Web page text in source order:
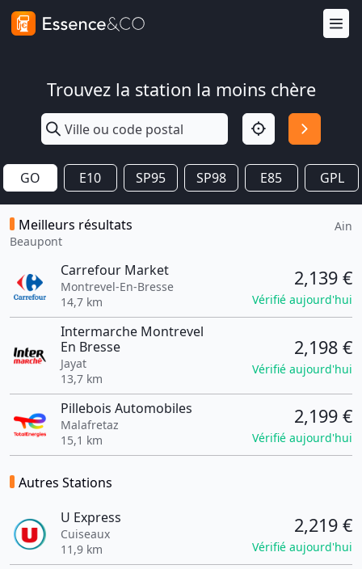
Trouvez la station la moins chère
GO E10 SP95 SP98 E85 GPL
Meilleurs résultats
Beaupont
Ain
Carrefour Market
Montrevel-En-Bresse
14,7 km
2,139 €
Vérifié aujourd'hui
Intermarche Montrevel
En Bresse
Jayat
13,7 km
2,198 €
Vérifié aujourd'hui
Pillebois Automobiles
Malafretaz
15,1 km
2,199 €
Vérifié aujourd'hui
Autres Stations
U Express
Cuiseaux
11,9 km
2,219 €
Vérifié aujourd'hui